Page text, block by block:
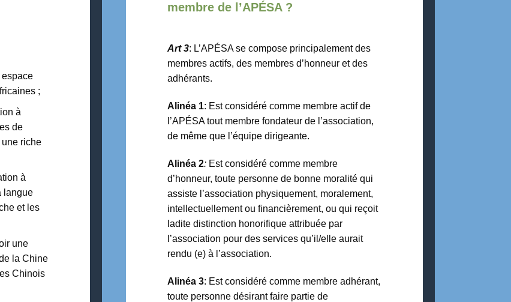
espace
;
à
de
une riche
à
langue
et les
une
la Chine
Chinois
membre de l’APÉSA ?
Art 3: L’APÉSA se compose principalement des
membres actifs, des membres d’honneur et des
adhérants.
Alinéa 1: Est considéré comme membre actif de
l’APÉSA tout membre fondateur de l’association,
de même que l’équipe dirigeante.
Alinéa 2: Est considéré comme membre
d’honneur, toute personne de bonne moralité qui
assiste l’association physiquement, moralement,
intellectuellement ou financièrement, ou qui reçoit
ladite distinction honorifique attribuée par
l’association pour des services qu’il/elle aurait
rendu (e) à l’association.
Alinéa 3: Est considéré comme membre adhérant,
toute personne désirant faire partie de